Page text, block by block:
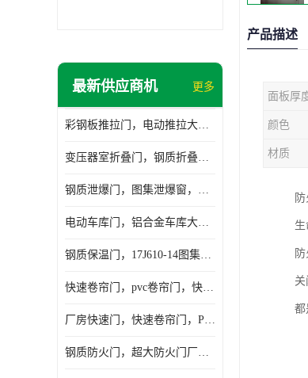
最新供应商机 更多
彩钢板推拉门，电动推拉大门，夹芯板大门，安徽厂房推拉门
变压器室折叠门，钢质折叠门，电动折叠大门定做，安徽折叠门厂家
钢质泄爆门，图集泄爆窗，AB型泄爆窗，抗爆门定做
电动车库门，铝合金车库大门，保温车库门厂家，安徽车库门定做
钢质保温门，17J610-14图集保温门，平开钢质保温门
快速卷帘门，pvc卷帘门，快速门厂家，合肥快卷门
厂房快速门，快速卷帘门，PVC快速门
钢质防火门，超大防火门厂家，安徽防火门厂家
产品描述
面板厚
颜色
材质
生
都